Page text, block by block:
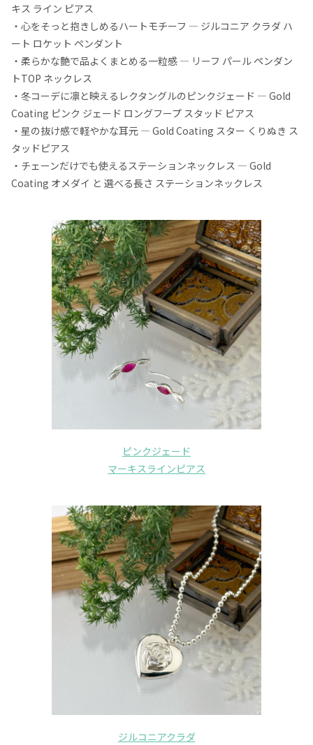
キス ライン ピアス
・心をそっと抱きしめるハートモチーフ — ジルコニア クラダ ハ
ート ロケット ペンダント
・柔らかな艶で品よくまとめる一粒感 — リーフ パール ペンダン
トTOP ネックレス
・冬コーデに凛と映えるレクタングルのピンクジェード — Gold
Coating ピンク ジェード ロングフープ スタッド ピアス
・星の抜け感で軽やかな耳元 — Gold Coating スター くりぬき ス
タッドピアス
・チェーンだけでも使えるステーションネックレス — Gold
Coating オメダイ と 選べる長さ ステーションネックレス
ピンクジェード
マーキスラインピアス
ジルコニアクラダ